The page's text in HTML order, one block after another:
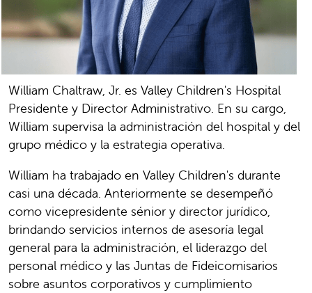
William Chaltraw, Jr. es Valley Children's Hospital
Presidente y Director Administrativo. En su cargo,
William supervisa la administración del hospital y del
grupo médico y la estrategia operativa.
William ha trabajado en Valley Children's durante
casi una década. Anteriormente se desempeñó
como vicepresidente sénior y director jurídico,
brindando servicios internos de asesoría legal
general para la administración, el liderazgo del
personal médico y las Juntas de Fideicomisarios
sobre asuntos corporativos y cumplimiento